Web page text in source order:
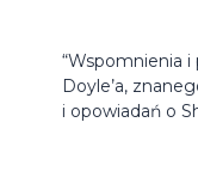
“Wspomnienia
Doyle’a,
i opowiadań o